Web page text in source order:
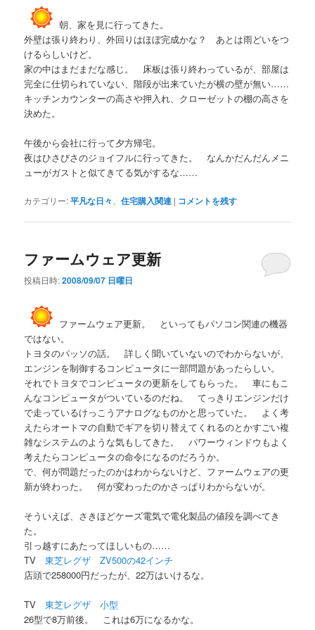
朝、家を見に行ってきた。
外壁は張り終わり、外回りはほぼ完成かな？ あとは雨どいをつ
けるらしいけど。
家の中はまだまだな感じ。 床板は張り終わっているが、部屋は
完全に仕切られていない、階段が出来ていたが横の壁が無い……
キッチンカウンターの高さや押入れ、クローゼットの棚の高さを
決めた。
午後から会社に行って夕方帰宅。
夜はひさびさのジョイフルに行ってきた。 なんかだんだんメニ
ューがガストと似てきてる気がするな……
カテゴリー:平凡な日々 、住宅購入関連 | コメントを残す
ファームウェア更新
投稿日時:2008/09/07 日曜日
ファームウェア更新。 といってもパソコン関連の機器
ではない。
トヨタのパッソの話。 詳しく聞いていないのでわからないが、
エンジンを制御するコンピュータに一部問題があったらしい。
それでトヨタでコンピュータの更新をしてもらった。 車にもこ
んなコンピュータがついているのだね。 てっきりエンジンだけ
で走っているけっこうアナログなものかと思っていた。 よく考
えたらオートマの自動でギアを切り替えてくれるのとかすごい複
雑なシステムのような気もしてきた。 パワーウィンドウもよく
考えたらコンピュータの命令になるのだろうか。
で、何が問題だったのかはわからないけど、ファームウェアの更
新が終わった。 何が変わったのかさっぱりわからないが。
そういえば、さきほどケーズ電気で電化製品の値段を調べてき
た。
引っ越すにあたってほしいもの……
TV東芝レグザ ZV500の42インチ
店頭で258000円だったが、22万はいけるな。
TV東芝レグザ 小型
26型で8万前後。 これは6万になるかな。